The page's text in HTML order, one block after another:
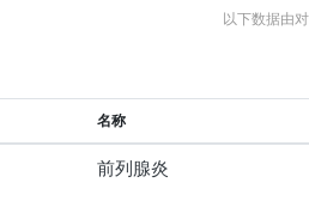
以下数据由
名称
前列腺炎